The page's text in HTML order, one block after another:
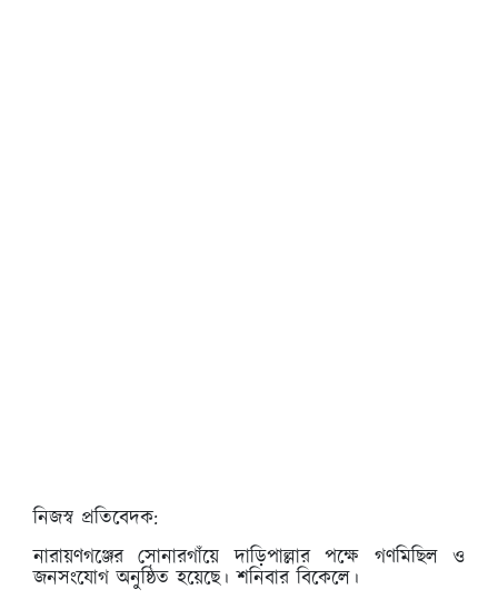
নিজস্ব প্রতিবেদক:
নারায়ণগঞ্জের সোনারগাঁয়ে দাড়িপাল্লার পক্ষে গণমিছিল ও
জনসংযোগ অনুষ্ঠিত হয়েছে। শনিবার বিকেলে।